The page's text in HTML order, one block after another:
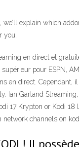
explain which
you.
en direct et
pour ESPN,
en direct.
Ian Garland
17 Krypton or Kodi
channels on
! Il